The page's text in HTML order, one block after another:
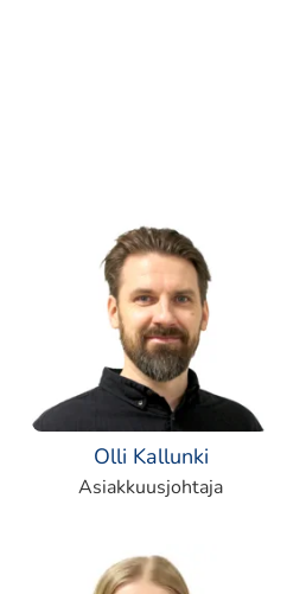
Olli Kallunki
Asiakkuusjohtaja